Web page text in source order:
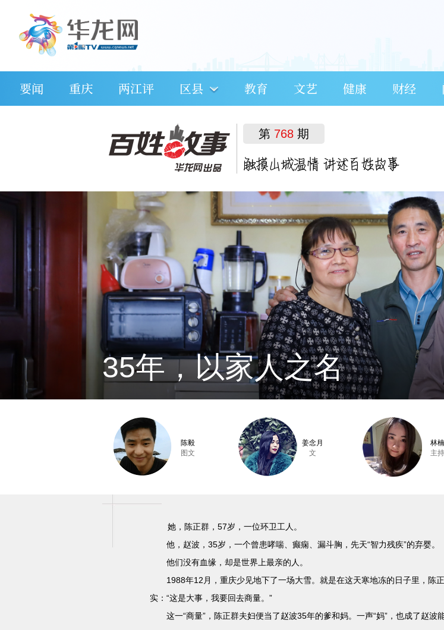
要闻 重庆 两江评 区县 教育 文艺 健康 财经
第 768 期
35年，以家人之名
陈毅
图文
姜念月
文
林楠
主持
她，陈正群，57岁，一位环卫工人。
他，赵波，35岁，一个曾患哮喘、癫痫、漏斗胸，先天“智力残疾”的弃婴。
他们没有血缘，却是世界上最亲的人。
1988年12月，重庆少见地下了一场大雪。就是在这天寒地冻的日子里，陈
实：“这是大事，我要回去商量。”
这一“商量”，陈正群夫妇便当了赵波35年的爹和妈。一声“妈”，也成了赵波